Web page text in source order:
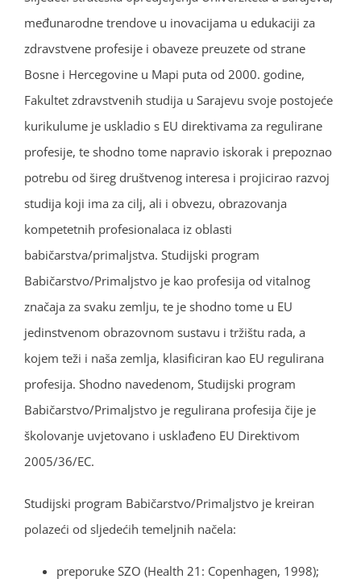
međunarodne trendove u inovacijama u edukaciji za
zdravstvene profesije i obaveze preuzete od strane
Bosne i Hercegovine u Mapi puta od 2000. godine,
Fakultet zdravstvenih studija u Sarajevu svoje postojeće
kurikulume je uskladio s EU direktivama za regulirane
profesije, te shodno tome napravio iskorak i prepoznao
potrebu od šireg društvenog interesa i projicirao razvoj
studija koji ima za cilj, ali i obvezu, obrazovanja
kompetetnih profesionalaca iz oblasti
babičarstva/primaljstva. Studijski program
Babičarstvo/Primaljstvo je kao profesija od vitalnog
značaja za svaku zemlju, te je shodno tome u EU
jedinstvenom obrazovnom sustavu i tržištu rada, a
kojem teži i naša zemlja, klasificiran kao EU regulirana
profesija. Shodno navedenom, Studijski program
Babičarstvo/Primaljstvo je regulirana profesija čije je
školovanje uvjetovano i usklađeno EU Direktivom
2005/36/EC.
Studijski program Babičarstvo/Primaljstvo je kreiran
polazeći od sljedećih temeljnih načela:
preporuke SZO (Health 21: Copenhagen, 1998);